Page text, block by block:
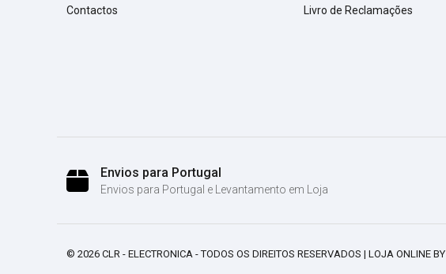
Contactos
Livro de Reclamações
Envios para Portugal
Envios para Portugal e Levantamento em Loja
© 2026 CLR - ELECTRONICA - TODOS OS DIREITOS RESERVADOS | LOJA ONLINE BY